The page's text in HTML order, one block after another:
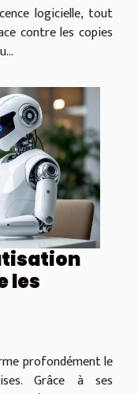
logicielle, tout
contre les copies
les
profondément le
Grâce à ses